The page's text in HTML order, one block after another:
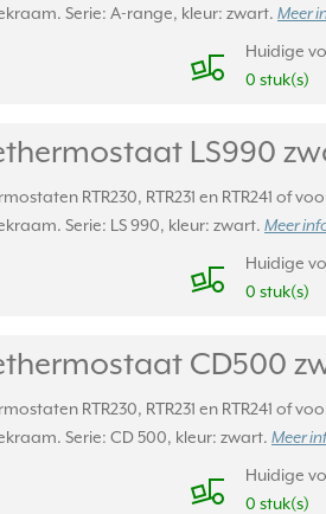
Serie: A-range, kleur: zwart. Meer
Huidige
0 stuk(s)
LS990
RTR230, RTR231 en RTR241 of
Serie: LS 990, kleur: zwart. Meer
Huidige
0 stuk(s)
CD500
RTR230, RTR231 en RTR241 of
Serie: CD 500, kleur: zwart. Meer
Huidige
0 stuk(s)